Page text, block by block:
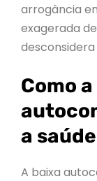
arrogância
exagerada
Como
a
A baixa